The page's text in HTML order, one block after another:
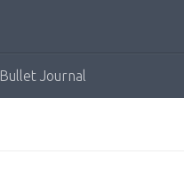
Bullet Journal